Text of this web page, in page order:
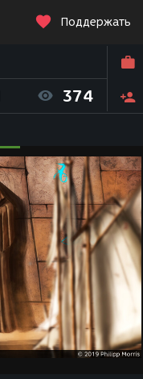
Поддержать
374